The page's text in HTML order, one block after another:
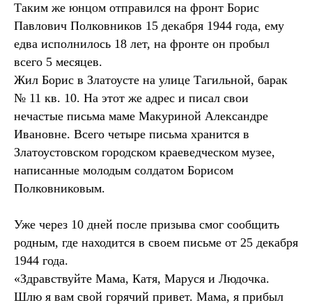
Таким же юнцом отправился на фронт Борис
Павлович Полковников 15 декабря 1944 года, ему
едва исполнилось 18 лет, на фронте он пробыл
всего 5 месяцев.
Жил Борис в Златоусте на улице Тагильной, барак
№ 11 кв. 10. На этот же адрес и писал свои
нечастые письма маме Макуриной Александре
Ивановне. Всего четыре письма хранится в
Златоустовском городском краеведческом музее,
написанные молодым солдатом Борисом
Полковниковым.
Уже через 10 дней после призыва смог сообщить
родным, где находится в своем письме от 25 декабря
1944 года.
«Здравствуйте Мама, Катя, Маруся и Людочка.
Шлю я вам свой горячий привет. Мама, я прибыл